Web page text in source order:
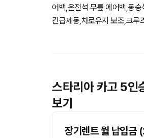
어백,운전석 무릎 에어백,동
긴급제동,차로유지 보조,크루
스타리아 카고 5인
보기
장기렌트 월 납입금